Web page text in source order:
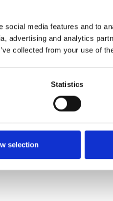
media features and to
advertising and analytics
collected from your use of
Statistics
selection
Die Altstadt,Quartier du
im romanisch-
Bauwerke der
ohne Ausschmückung. Im
Taucher vom Boden des
erbaut und liegt am alten
ganz zerstört hat.